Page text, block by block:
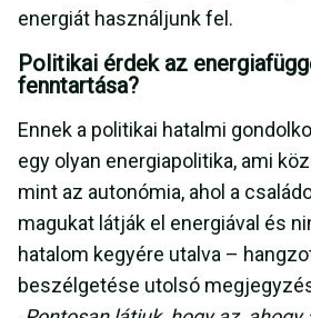
energiát használjunk fel.
Politikai érdek az
fenntartása?
Ennek a politikai hatalmi
egy olyan energiapolitika, ami
mint az autonómia, ahol a
magukat látják el energiával és
hatalom kegyére utalva –
beszélgetése utolsó